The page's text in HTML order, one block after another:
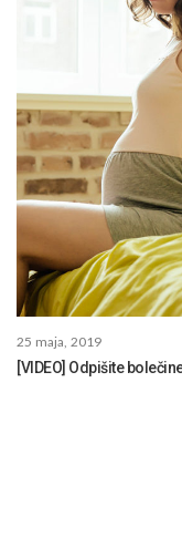
25 maja, 2019
[VIDEO] Odpišite